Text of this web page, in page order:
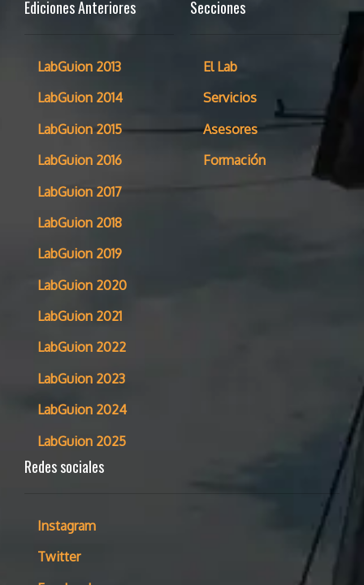
Ediciones Anteriores
LabGuion 2013
LabGuion 2014
LabGuion 2015
LabGuion 2016
LabGuion 2017
LabGuion 2018
LabGuion 2019
LabGuion 2020
LabGuion 2021
LabGuion 2022
LabGuion 2023
LabGuion 2024
LabGuion 2025
Secciones
El Lab
Servicios
Asesores
Formación
Redes sociales
Instagram
Twitter